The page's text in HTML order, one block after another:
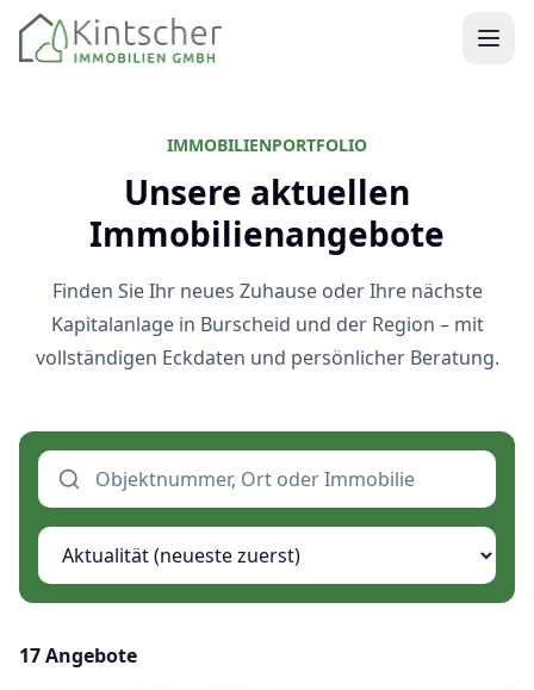
Kintscher Immobilien Startseite
IMMOBILIENPORTFOLIO
Unsere aktuellen
Immobilienangebote
Finden Sie Ihr neues Zuhause oder Ihre nächste
Kapitalanlage in Burscheid und der Region – mit
vollständigen Eckdaten und persönlicher Beratung.
Nach Objektnummer, Ort oder Immobilie suchen
Immobilien sortieren
17Angebote